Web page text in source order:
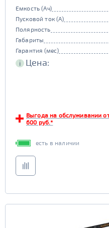
Емкость (Ач)
Пусковой ток (А)
Полярность
Габариты
Гарантия (мес)
i Цена:
Выгода на обслуживании
600 руб.*
есть в наличии